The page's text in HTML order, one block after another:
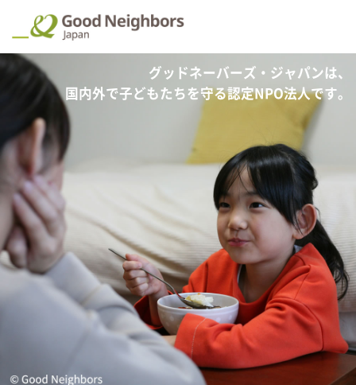
グッドネーバーズ・ジャパンは、
国内外で子どもたちを守る認定NPO法人です。